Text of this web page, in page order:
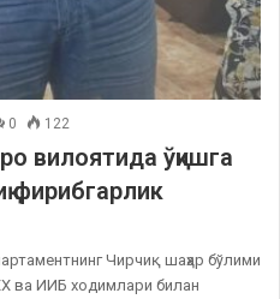
0 122
вилоятида ўқишга
фирибгарлик
Чирчиқ шаҳар бўлими
ва ИИБ ходимлари билан